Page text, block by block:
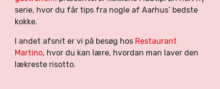
serie, hvor du får tips fra nogle af Aarhus’ bedste
kokke.
I andet afsnit er vi på besøg hos Restaurant
Martino, hvor du kan lære, hvordan man laver den
lækreste risotto.